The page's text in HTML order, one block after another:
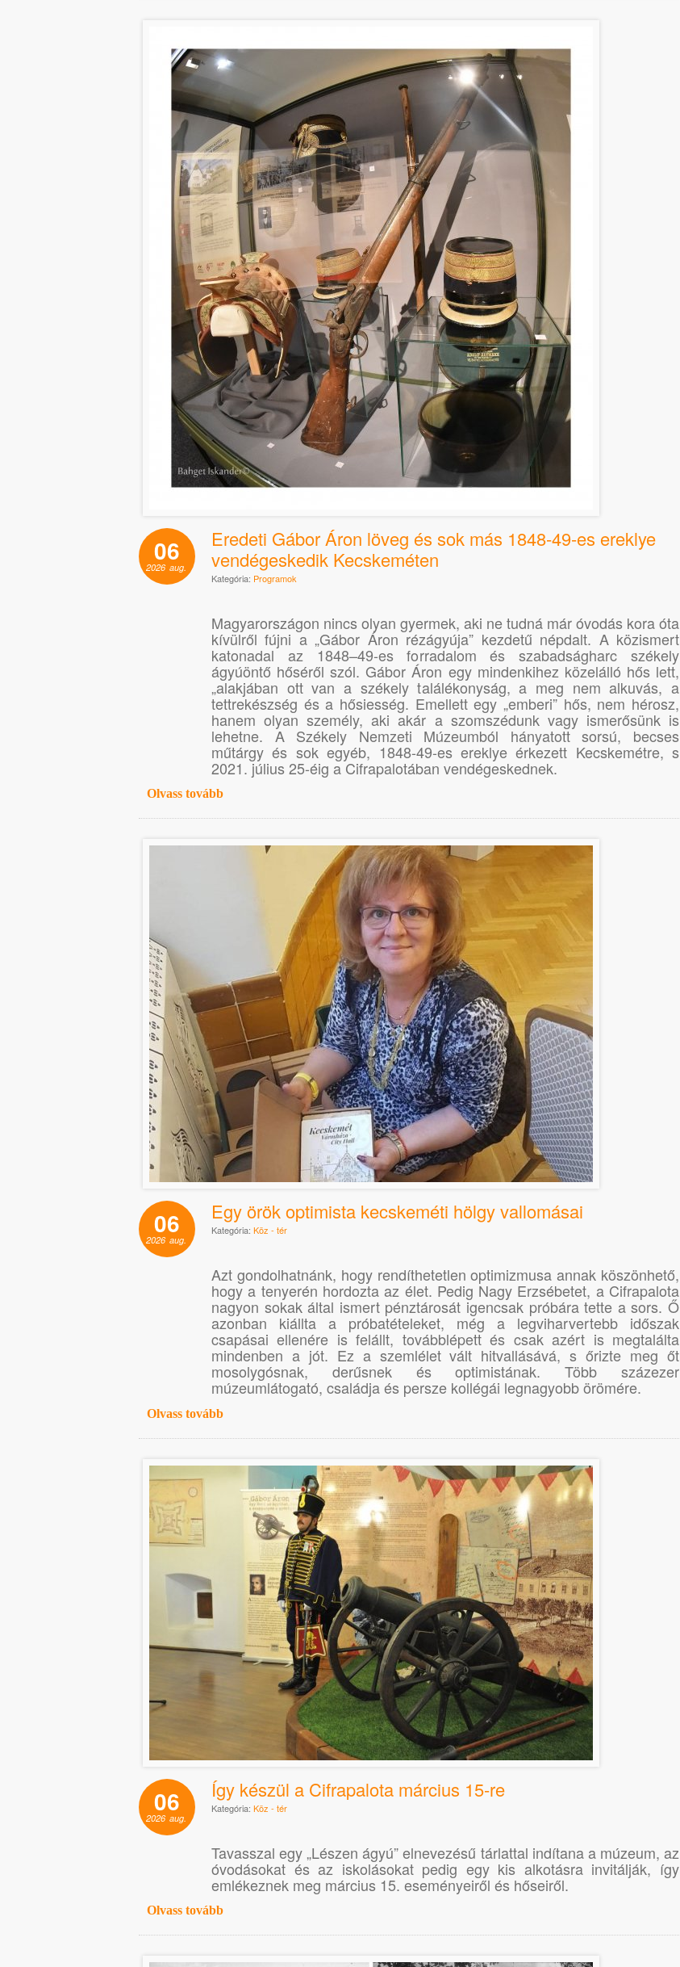
06
2026 aug.
Eredeti Gábor Áron löveg és sok más 1848-49-es ereklye
vendégeskedik Kecskeméten
Kategória: Programok
Magyarországon nincs olyan gyermek, aki ne tudná már óvodás kora óta
kívülről fújni a „Gábor Áron rézágyúja” kezdetű népdalt. A közismert
katonadal az 1848–49-es forradalom és szabadságharc székely
ágyúöntő hőséről szól. Gábor Áron egy mindenkihez közelálló hős lett,
„alakjában ott van a székely találékonyság, a meg nem alkuvás, a
tettrekészség és a hősiesség. Emellett egy „emberi” hős, nem hérosz,
hanem olyan személy, aki akár a szomszédunk vagy ismerősünk is
lehetne. A Székely Nemzeti Múzeumból hányatott sorsú, becses
műtárgy és sok egyéb, 1848-49-es ereklye érkezett Kecskemétre, s
2021. július 25-éig a Cifrapalotában vendégeskednek.
Olvass tovább
06
2026 aug.
Egy örök optimista kecskeméti hölgy vallomásai
Kategória: Köz - tér
Azt gondolhatnánk, hogy rendíthetetlen optimizmusa annak köszönhető,
hogy a tenyerén hordozta az élet. Pedig Nagy Erzsébetet, a Cifrapalota
nagyon sokak által ismert pénztárosát igencsak próbára tette a sors. Ő
azonban kiállta a próbatételeket, még a legviharvertebb időszak
csapásai ellenére is felállt, továbblépett és csak azért is megtalálta
mindenben a jót. Ez a szemlélet vált hitvallásává, s őrizte meg őt
mosolygósnak, derűsnek és optimistának. Több százezer
múzeumlátogató, családja és persze kollégái legnagyobb örömére.
Olvass tovább
06
2026 aug.
Így készül a Cifrapalota március 15-re
Kategória: Köz - tér
Tavasszal egy „Lészen ágyú” elnevezésű tárlattal indítana a múzeum, az
óvodásokat és az iskolásokat pedig egy kis alkotásra invitálják, így
emlékeznek meg március 15. eseményeiről és hőseiről.
Olvass tovább